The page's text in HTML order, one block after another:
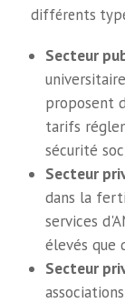
différents
Secteur
proposent
tarifs
sécurité
Secteur
dans la
services
élevés que
Secteur